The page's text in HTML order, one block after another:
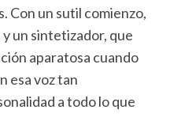
Con un sutil comienzo,
un sintetizador, que
aparatosa cuando
esa voz tan
a todo lo que